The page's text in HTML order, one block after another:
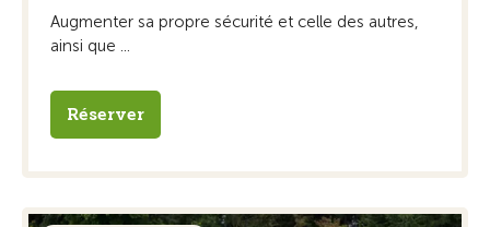
Augmenter sa propre sécurité et celle des autres,
ainsi que ...
Réserver